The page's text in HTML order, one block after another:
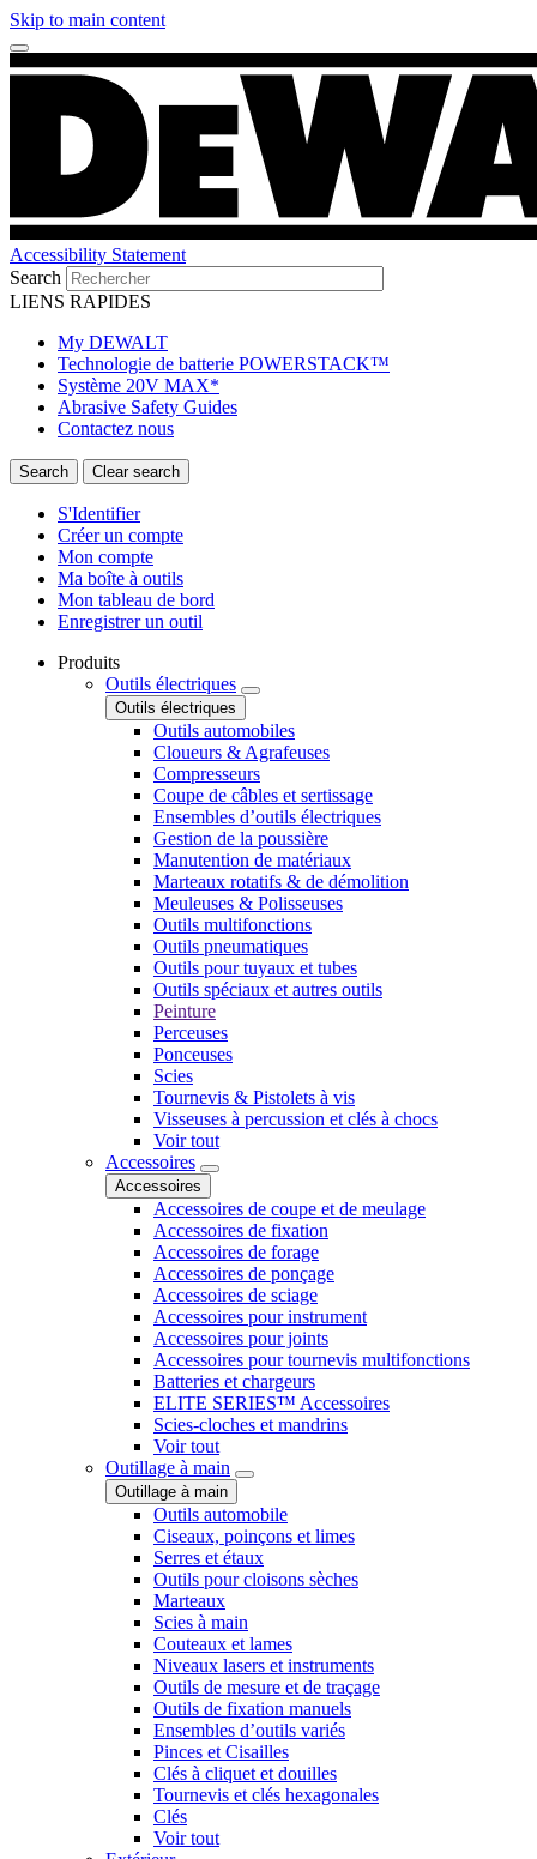
Skip to main content
Accessibility Statement
Search
LIENS RAPIDES
My DEWALT
Technologie de batterie POWERSTACK™
Système 20V MAX*
Abrasive Safety Guides
Contactez nous
S'Identifier
Créer un compte
Mon compte
Ma boîte à outils
Mon tableau de bord
Enregistrer un outil
Produits
Outils électriques
Outils électriques
Outils automobiles
Cloueurs & Agrafeuses
Compresseurs
Coupe de câbles et sertissage
Ensembles d’outils électriques
Gestion de la poussière
Manutention de matériaux
Marteaux rotatifs & de démolition
Meuleuses & Polisseuses
Outils multifonctions
Outils pneumatiques
Outils pour tuyaux et tubes
Outils spéciaux et autres outils
Peinture
Perceuses
Ponceuses
Scies
Tournevis & Pistolets à vis
Visseuses à percussion et clés à chocs
Voir tout
Accessoires
Accessoires
Accessoires de coupe et de meulage
Accessoires de fixation
Accessoires de forage
Accessoires de ponçage
Accessoires de sciage
Accessoires pour instrument
Accessoires pour joints
Accessoires pour tournevis multifonctions
Batteries et chargeurs
ELITE SERIES™ Accessoires
Scies-cloches et mandrins
Voir tout
Outillage à main
Outillage à main
Outils automobile
Ciseaux, poinçons et limes
Serres et étaux
Outils pour cloisons sèches
Marteaux
Scies à main
Couteaux et lames
Niveaux lasers et instruments
Outils de mesure et de traçage
Outils de fixation manuels
Ensembles d’outils variés
Pinces et Cisailles
Clés à cliquet et douilles
Tournevis et clés hexagonales
Clés
Voir tout